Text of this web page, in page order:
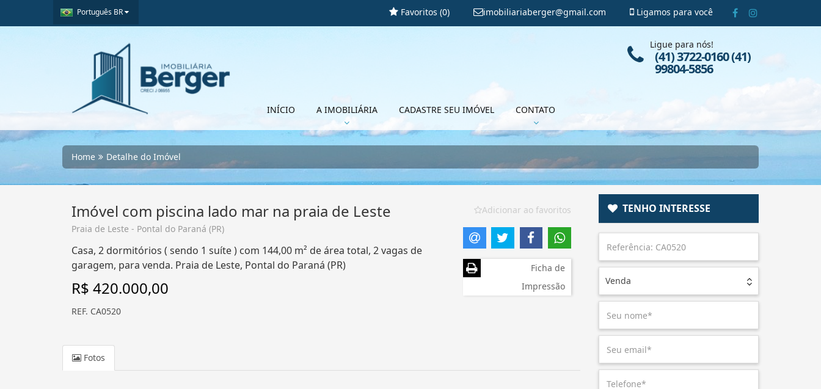
Português BR Ligamos para você
imobiliariaberger@gmail.com
Favoritos (0)
INÍCIO A IMOBILIÁRIA CADASTRE SEU IMÓVEL CONTATO
Ligue para nós!
(41) 3722-0160 (41)
99804-5856
Home Detalhe do Imóvel
Imóvel com piscina lado mar na praia de Leste
Praia de Leste - Pontal do Paraná (PR)
Casa, 2 dormitórios ( sendo 1 suíte ) com 144,00 m² de área total, 2 vagas de
garagem, para venda. Praia de Leste, Pontal do Paraná (PR)
R$ 420.000,00
REF. CA0520
Adicionar ao favoritos
Ficha de
Impressão
Fotos
TENHO INTERESSE
Venda